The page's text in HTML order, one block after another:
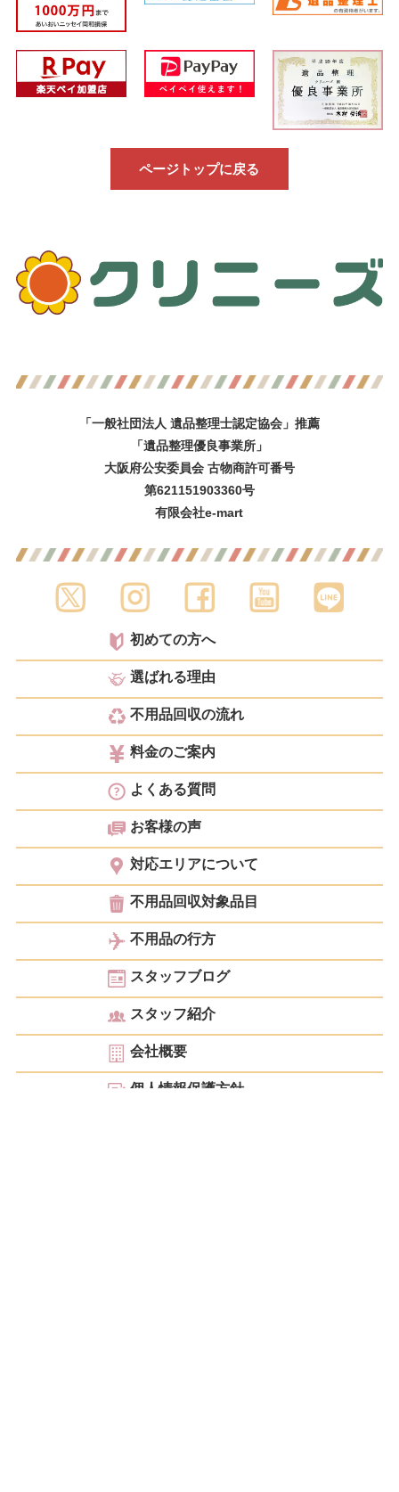
ページトップに戻る
「一般社団法人 遺品整理士認定協会」推薦
「遺品整理優良事業所」
大阪府公安委員会 古物商許可番号
第621151903360号
有限会社e-mart
初めての方へ
選ばれる理由
不用品回収の流れ
料金のご案内
よくある質問
お客様の声
対応エリアについて
不用品回収対象品目
不用品の行方
スタッフブログ
スタッフ紹介
会社概要
個人情報保護方針